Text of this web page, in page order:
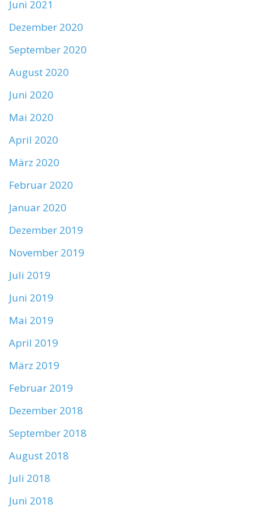
Juni 2021
Dezember 2020
September 2020
August 2020
Juni 2020
Mai 2020
April 2020
März 2020
Februar 2020
Januar 2020
Dezember 2019
November 2019
Juli 2019
Juni 2019
Mai 2019
April 2019
März 2019
Februar 2019
Dezember 2018
September 2018
August 2018
Juli 2018
Juni 2018